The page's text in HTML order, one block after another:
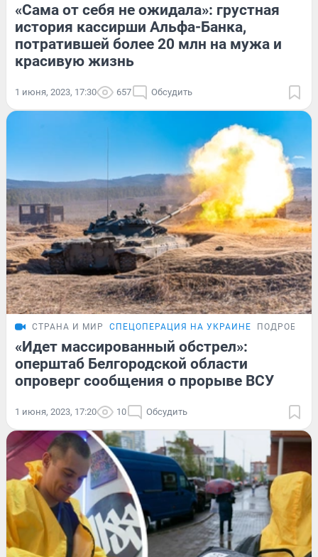
«Сама от себя не ожидала»: грустная
история кассирши Альфа-Банка,
потратившей более 20 млн на мужа и
красивую жизнь
1 июня, 2023, 17:30 657 Обсудить
СТРАНА И МИР СПЕЦОПЕРАЦИЯ НА УКРАИНЕ
«Идет массированный обстрел»:
оперштаб Белгородской области
опроверг сообщения о прорыве ВСУ
1 июня, 2023, 17:20 10 Обсудить